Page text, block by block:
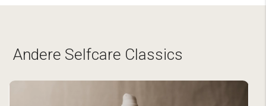
Andere Selfcare Classics